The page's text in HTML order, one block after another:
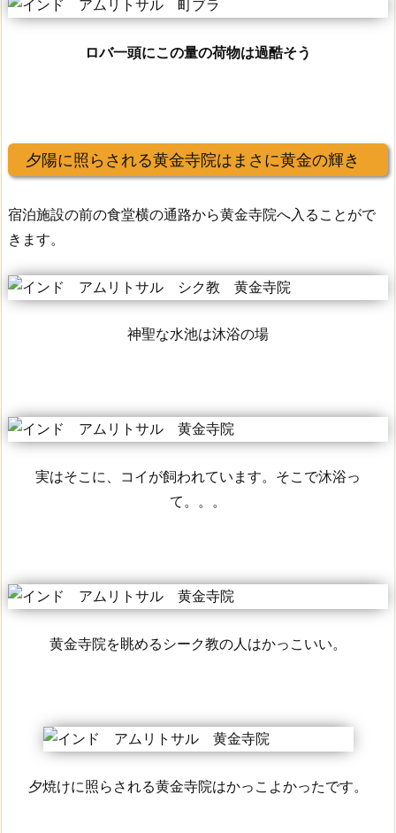
ロバ一頭にこの量の荷物は過酷そう
夕陽に照らされる黄金寺院はまさに黄金の輝き
宿泊施設の前の食堂横の通路から黄金寺院へ入ることがで
きます。
神聖な水池は沐浴の場
実はそこに、コイが飼われています。そこで沐浴っ
て。。。
黄金寺院を眺めるシーク教の人はかっこいい。
夕焼けに照らされる黄金寺院はかっこよかったです。